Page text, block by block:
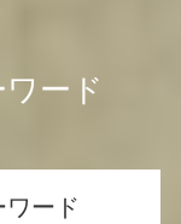
ード
ード